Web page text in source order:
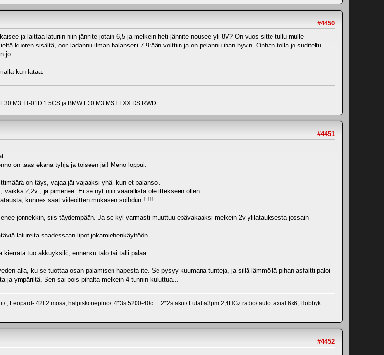
#4450
ja laittaa laturiin niin jännite jotain 6,5 ja melkein heti jännite nousee yli 8V? On vuos sitte tullu mulle
kuoren sisältä, oon ladannu ilman balanserii 7.9:ään volttiin ja on pelannu ihan hyvin. Onhan tolla jo suditeltu
jo.
kun lataa.
M3 TT-01D 1.5CS ja BMW E30 M3 MST FXX DS RWD
#4451
on taas ekana tyhjä ja toiseen jäi! Meno loppui.
on täys, vajaa jäi vajaaksi yhä, kun et balansoi.
vaikka 2,2v , ja pimenee. Ei se nyt niin vaarallista ole ittekseen ollen.
kunnes saat videoitten mukasen soihdun ! !!!
jonnekkin, siis täydempään. Ja se kyl varmasti muuttuu epävakaaksi melkein 2v ylilatauksesta jossain
latureita saadessaan lipot jokamiehenkäyttöön.
kierrätä tuo akkuyksilö, ennenku talo tai talli palaa.
alla, ku se tuottaa osan palamisen hapesta ite. Se pysyy kuumana tunteja, ja sillä lämmöllä pihan asfaltti paloi
ja ympäriltä. Sen sai pois pihalta melkein 4 tunnin kuluttua...
, Leopard- 4282 mosa, halpiskonepino/ 4*3s 5200-40c + 2*2s akut/ Futaba3pm 2,4HGz radio/ autot axial 6x6, Hobbyk
#4452